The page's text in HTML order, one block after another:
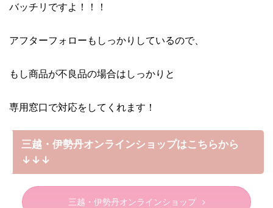
バッチリですよ！！！
アフターフォローもしっかりしているので、
もし商品が不良品の場合はしっかりと
専用窓口で対応をしてくれます！
三越・伊勢丹オンラインショップはこちらから
↓↓↓
三越・伊勢丹オンラインショップ